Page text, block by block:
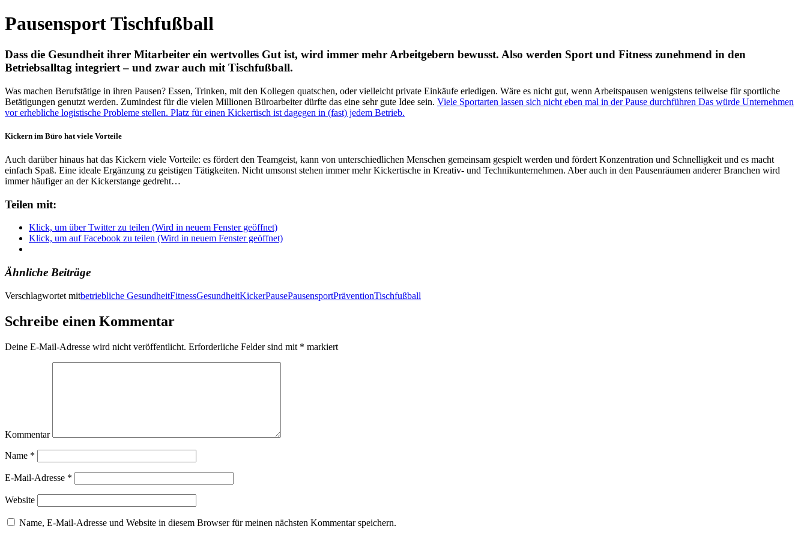
Pausensport Tischfußball
Dass die Gesundheit ihrer Mitarbeiter ein wertvolles Gut ist, wird immer mehr Arbeitgebern bewusst. Also werden Sport und Fitness zunehmend in den
Betriebsalltag integriert – und zwar auch mit Tischfußball.
Was machen Berufstätige in ihren Pausen? Essen, Trinken, mit den Kollegen quatschen, oder vielleicht private Einkäufe erledigen. Wäre es nicht gut, wenn Arbeitspausen wenigstens teilweise für sportliche
Betätigungen genutzt werden. Zumindest für die vielen Millionen Büroarbeiter dürfte das eine sehr gute Idee sein. Viele Sportarten lassen sich nicht eben mal in der Pause durchführen Das würde Unternehmen
vor erhebliche logistische Probleme stellen. Platz für einen Kickertisch ist dagegen in (fast) jedem Betrieb.
Kickern im Büro hat viele Vorteile
Auch darüber hinaus hat das Kickern viele Vorteile: es fördert den Teamgeist, kann von unterschiedlichen Menschen gemeinsam gespielt werden und fördert Konzentration und Schnelligkeit und es macht
einfach Spaß. Eine ideale Ergänzung zu geistigen Tätigkeiten. Nicht umsonst stehen immer mehr Kickertische in Kreativ- und Technikunternehmen. Aber auch in den Pausenräumen anderer Branchen wird
immer häufiger an der Kickerstange gedreht…
Teilen mit:
Klick, um über Twitter zu teilen (Wird in neuem Fenster geöffnet)
Klick, um auf Facebook zu teilen (Wird in neuem Fenster geöffnet)
Ähnliche Beiträge
Verschlagwortet mitbetriebliche GesundheitFitnessGesundheitKickerPausePausensportPräventionTischfußball
Schreibe einen Kommentar
Deine E-Mail-Adresse wird nicht veröffentlicht. Erforderliche Felder sind mit * markiert
Kommentar
Name *
E-Mail-Adresse *
Website
Name, E-Mail-Adresse und Website in diesem Browser für meinen nächsten Kommentar speichern.